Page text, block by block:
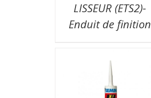
LISSEUR (ETS2)-
Enduit de finition